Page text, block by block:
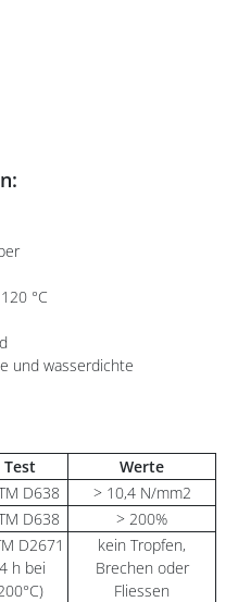
°C
und wasserdichte
Test
Werte
D638
> 10,4 N/mm2
D638 > 200%
D2671
h bei
kein Tropfen,
Brechen oder
Fliessen